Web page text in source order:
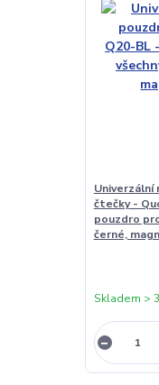
Univerzální
čtečky -
pouzdro
černé,
Skladem >